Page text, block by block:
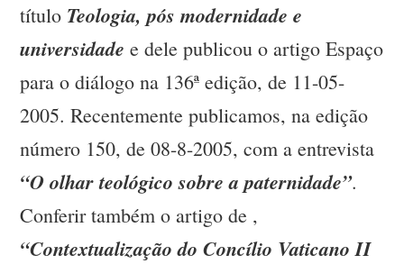
título Teologia, pós modernidade e
universidade e dele publicou o artigo Espaço
para o diálogo na 136ª edição, de 11-05-
2005. Recentemente publicamos, na edição
número 150, de 08-8-2005, com a entrevista
“O olhar teológico sobre a paternidade”.
Conferir também o artigo de ,
“Contextualização do Concílio Vaticano II